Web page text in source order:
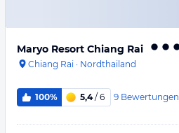
Maryo Resort Chiang Rai
Chiang Rai · Nordthailand
100% 5,4/ 6 9 Bewertungen